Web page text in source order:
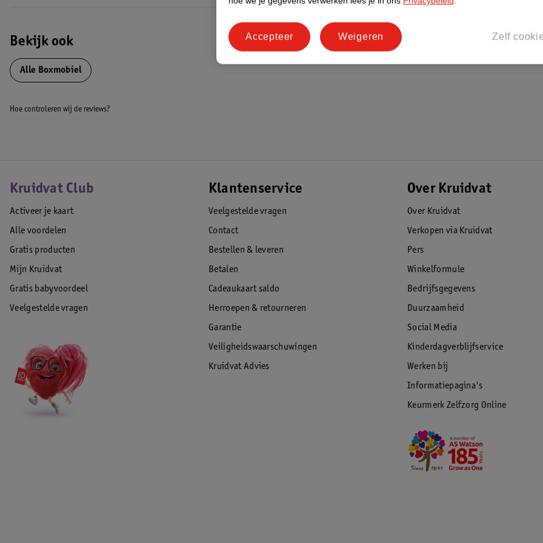
Bekijk ook
Alle Boxmobiel
Hoe controleren wij de reviews?
Kruidvat Club
Activeer je kaart
Alle voordelen
Gratis producten
Mijn Kruidvat
Gratis babyvoordeel
Veelgestelde vragen
Klantenservice
Veelgestelde vragen
Contact
Bestellen & leveren
Betalen
Cadeaukaart saldo
Herroepen & retourneren
Garantie
Veiligheidswaarschuwingen
Kruidvat Advies
Over Kruidvat
Over Kruidvat
Verkopen via Kruidvat
Pers
Winkelformule
Bedrijfsgegevens
Duurzaamheid
Social Media
Kinderdagverblijfservice
Werken bij
Informatiepagina's
Keurmerk Zelfzorg Online
Zelf
Weigeren
Accepteer